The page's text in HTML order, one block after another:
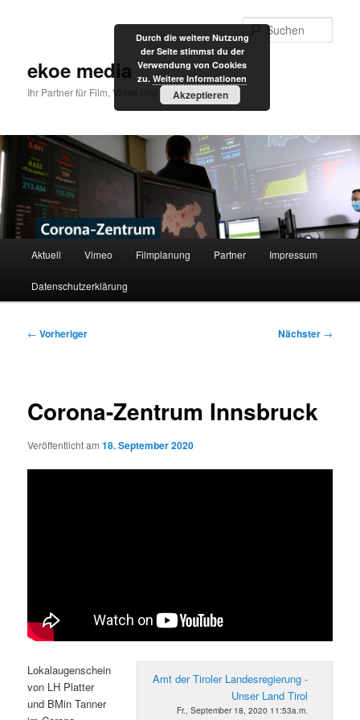
ekoe media
Ihr Partner für Film, Video und Internet
Aktuell Vimeo Filmplanung Partner Impressum
Datenschutzerklärung
Beitragsnavigation
← Vorheriger Nächster →
Corona-Zentrum Innsbruck
Veröffentlicht am18. September 2020
Amt der Tiroler Landesregierung -
Unser Land Tirol
Fr., September 18, 2020 11:53a.m.
Lokalaugenschein
von LH Platter
und BMin Tanner
Durch die weitere Nutzung
der Seite stimmst du der
Verwendung von Cookies
zu. Weitere Informationen
Akzeptieren